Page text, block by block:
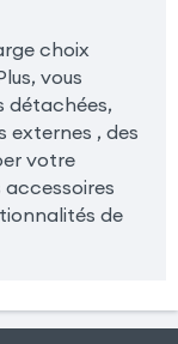
choix
vous
détachées,
externes , des
votre
accessoires
de